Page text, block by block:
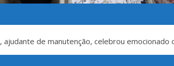
, ajudante de manutenção, celebrou